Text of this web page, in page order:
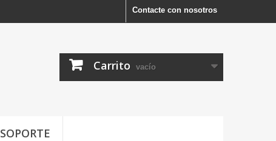
Contacte con nosotros
Carrito vacío
SOPORTE